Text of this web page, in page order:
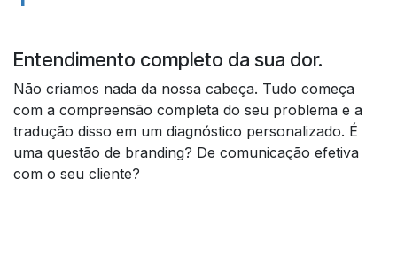
Entendimento completo da sua dor.
Não criamos nada da nossa cabeça. Tudo começa
com a compreensão completa do seu problema e a
tradução disso em um diagnóstico personalizado. É
uma questão de branding? De comunicação efetiva
com o seu cliente?